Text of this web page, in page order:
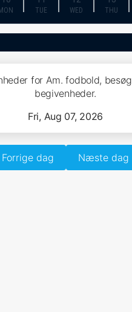
TUE WED THU
for Am. fodbold, besøg
begivenheder.
Fri, Aug 07, 2026
Forrige dag Næste dag